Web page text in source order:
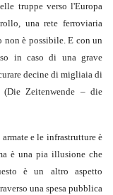
truppe verso l'Europa
una rete ferroviaria
non è possibile. E con un
in caso di una grave
decine di migliaia di
Zeitenwende – die
e le infrastrutture è
è una pia illusione che
è un altro aspetto
una spesa pubblica